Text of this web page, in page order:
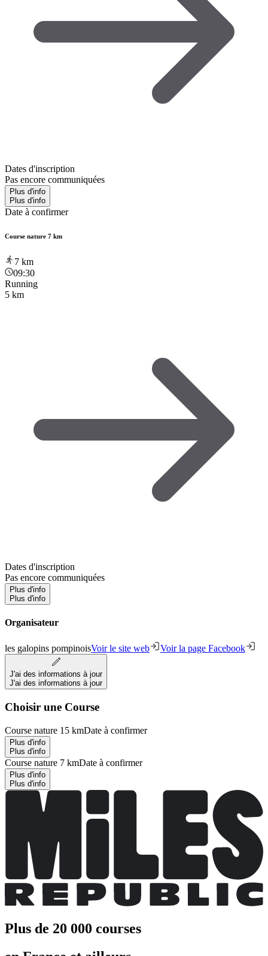
Dates d'inscription
Pas encore communiquées
Plus d'info
Plus d'info
Date à confirmer
Course nature 7 km
7 km
09:30
Running
5 km
Dates d'inscription
Pas encore communiquées
Plus d'info
Plus d'info
Organisateur
les galopins pompinoisVoir le site web Voir la page Facebook
J'ai des informations à jour
J'ai des informations à jour
Choisir une Course
Course nature 15 kmDate à confirmer
Plus d'info
Plus d'info
Course nature 7 kmDate à confirmer
Plus d'info
Plus d'info
Plus de 20 000 courses